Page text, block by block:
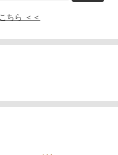
ちら ＜＜